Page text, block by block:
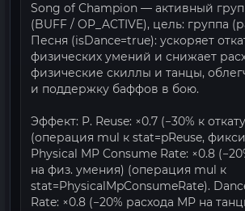
Song of Champion — активный
(BUFF / OP_ACTIVE), цель: группа
Песня (isDance=true): ускоряет
физических умений и снижает
физические скиллы и танцы,
и поддержку баффов в бою.
Эффект: P. Reuse: ×0.7 (−30% к
(операция mul к stat=pReuse,
Physical MP Consume Rate: ×0.8
на физ. умения) (операция mul к
stat=PhysicalMpConsumeRate).
Rate: ×0.8 (−20% расхода MP на